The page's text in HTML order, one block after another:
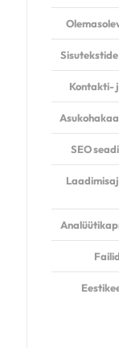
Kontakti-
SEO